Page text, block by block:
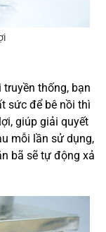
thống, bạn
sức để bê nồi thì
giúp giải quyết
mỗi lần sử dụng,
bã sẽ tự động xả